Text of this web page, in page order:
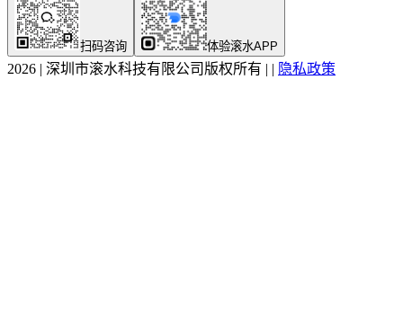
扫码咨询 体验滚水APP
2026 | 深圳市滚水科技有限公司版权所有 | | 隐私政策